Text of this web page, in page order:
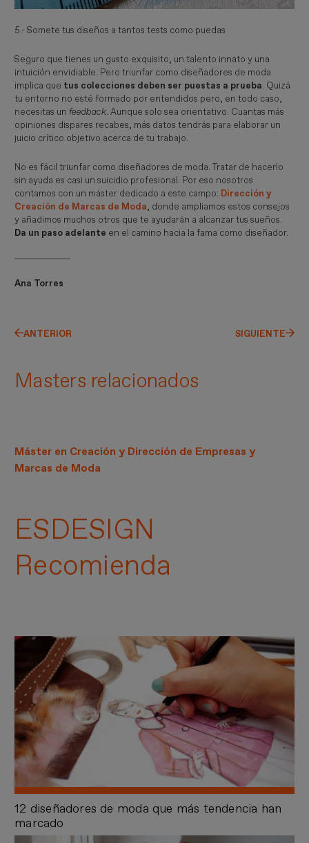
5.- Somete tus diseños a tantos tests como puedas
Seguro que tienes un gusto exquisito, un talento innato y una
intuición envidiable. Pero triunfar como diseñadores de moda
implica que tus colecciones deben ser puestas a prueba. Quizá
tu entorno no esté formado por entendidos pero, en todo caso,
necesitas un feedback. Aunque solo sea orientativo. Cuantas más
opiniones dispares recabes, más datos tendrás para elaborar un
juicio crítico objetivo acerca de tu trabajo.
No es fácil triunfar como diseñadores de moda. Tratar de hacerlo
sin ayuda es casi un suicidio profesional. Por eso nosotros
contamos con un máster dedicado a este campo: Dirección y
Creación de Marcas de Moda, donde ampliamos estos consejos
y añadimos muchos otros que te ayudarán a alcanzar tus sueños.
Da un paso adelante en el camino hacia la fama como diseñador.
Ana Torres
ANTERIOR SIGUIENTE
Masters relacionados
Máster en Creación y Dirección de Empresas y
Marcas de Moda
ESDESIGN
Recomienda
12 diseñadores de moda que más tendencia han
marcado